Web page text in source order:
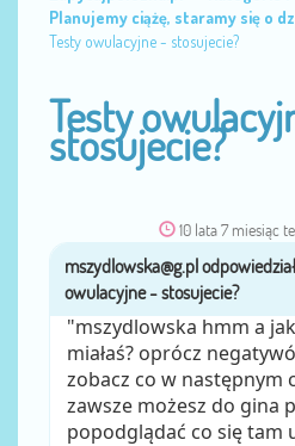
Planujemy ciążę, staramy się o
Testy owulacyjne - stosujecie?
Testy
stosujecie?
10 lata 7 miesiąc
przez
"mszydlowska hmm a
miałaś? oprócz
zobacz co w następnym
zawsze możesz do gina
popodglądać co się tam